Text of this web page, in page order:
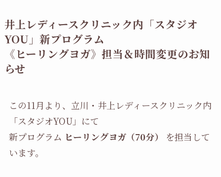
井上レディースクリニック内「スタジオ
YOU」新プログラム
《ヒーリングヨガ》担当＆時間変更のお知
らせ
この11月より、立川・井上レディースクリニック内
「スタジオYOU」にて
新プログラム ヒーリングヨガ（70分）
を担当して
います。